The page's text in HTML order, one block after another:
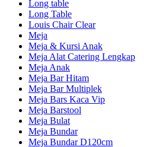
Long table
Long Table
Louis Chair Clear
Meja
Meja & Kursi Anak
Meja Alat Catering Lengkap
Meja Anak
Meja Bar Hitam
Meja Bar Multiplek
Meja Bars Kaca Vip
Meja Barstool
Meja Bulat
Meja Bundar
Meja Bundar D120cm